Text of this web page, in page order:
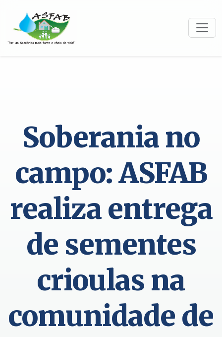
Soberania no
campo: ASFAB
realiza entrega
de sementes
crioulas na
comunidade de